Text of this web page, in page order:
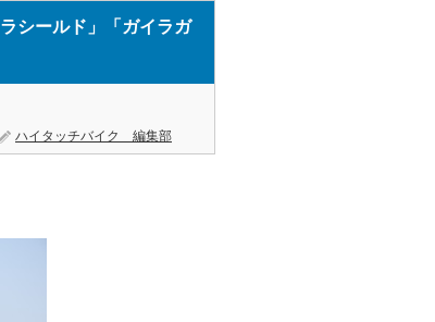
シールド」「ガイラガ
ハイタッチバイク 編集部